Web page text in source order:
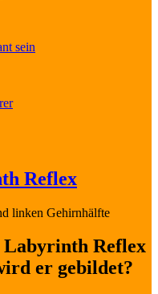
sein
Reflex
Labyrinth Reflex
er gebildet?